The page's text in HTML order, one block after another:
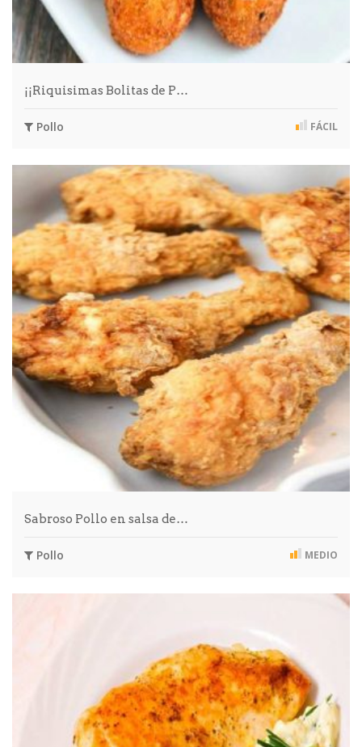
¡¡Riquisimas Bolitas de P…
Pollo FÁCIL
Sabroso Pollo en salsa de…
Pollo MEDIO